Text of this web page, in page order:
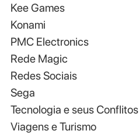
Kee Games
Konami
PMC Electronics
Rede Magic
Redes Sociais
Sega
Tecnologia e seus Conflitos
Viagens e Turismo